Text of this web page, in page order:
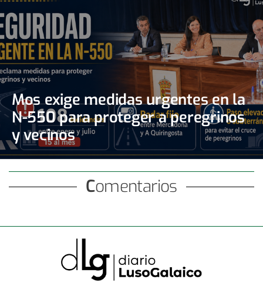
Mos exige medidas urgentes en la
N-550 para proteger a peregrinos
y vecinos
Comentarios